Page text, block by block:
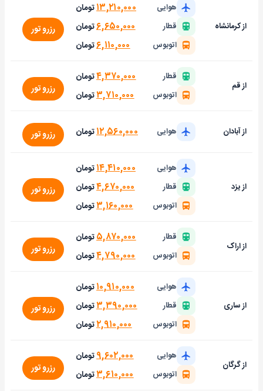
از کرمانشاه
هوایی ۱۳,۲۱۰,۰۰۰تومان
قطار ۶,۶۵۰,۰۰۰تومان
اتوبوس ۶,۱۱۰,۰۰۰تومان
رزرو تور
از قم
قطار ۴,۳۷۰,۰۰۰تومان
اتوبوس ۳,۷۱۰,۰۰۰تومان رزرو تور
از آبادان هوایی ۱۲,۵۶۰,۰۰۰تومان رزرو تور
از یزد
هوایی ۱۴,۴۱۰,۰۰۰تومان
قطار ۴,۶۷۰,۰۰۰تومان
اتوبوس ۳,۱۶۰,۰۰۰تومان
رزرو تور
از اراک
قطار ۵,۸۷۰,۰۰۰تومان
اتوبوس ۴,۷۹۰,۰۰۰تومان رزرو تور
از ساری
هوایی ۱۰,۹۱۰,۰۰۰تومان
قطار ۳,۳۹۰,۰۰۰تومان
اتوبوس ۲,۹۱۰,۰۰۰تومان
رزرو تور
از گرگان
هوایی ۹,۶۰۲,۰۰۰تومان
اتوبوس ۳,۶۱۰,۰۰۰تومان رزرو تور